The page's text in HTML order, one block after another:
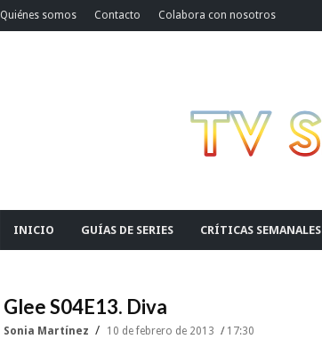
Quiénes somos Contacto Colabora con nosotros
INICIO GUÍAS DE SERIES CRÍTICAS SEMANALES
Glee S04E13. Diva
Sonia Martínez 10 de febrero de 2013 17:30